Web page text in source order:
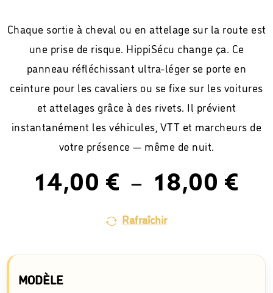
Chaque sortie à cheval ou en attelage sur la route est
une prise de risque. HippiSécu change ça. Ce
panneau réfléchissant ultra-léger se porte en
ceinture pour les cavaliers ou se fixe sur les voitures
et attelages grâce à des rivets. Il prévient
instantanément les véhicules, VTT et marcheurs de
votre présence — même de nuit.
14,00 € – 18,00 €
Rafraîchir
MODÈLE